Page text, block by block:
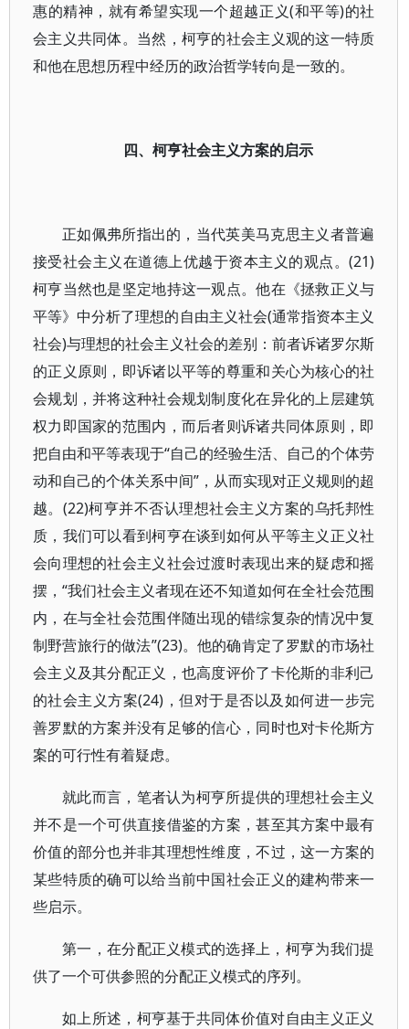
惠的精神，就有希望实现一个超越正义(和平等)的社
会主义共同体。当然，柯亨的社会主义观的这一特质
和他在思想历程中经历的政治哲学转向是一致的。
四、柯亨社会主义方案的启示
正如佩弗所指出的，当代英美马克思主义者普遍
接受社会主义在道德上优越于资本主义的观点。(21)
柯亨当然也是坚定地持这一观点。他在《拯救正义与
平等》中分析了理想的自由主义社会(通常指资本主义
社会)与理想的社会主义社会的差别：前者诉诸罗尔斯
的正义原则，即诉诸以平等的尊重和关心为核心的社
会规划，并将这种社会规划制度化在异化的上层建筑
权力即国家的范围内，而后者则诉诸共同体原则，即
把自由和平等表现于“自己的经验生活、自己的个体劳
动和自己的个体关系中间”，从而实现对正义规则的超
越。(22)柯亨并不否认理想社会主义方案的乌托邦性
质，我们可以看到柯亨在谈到如何从平等主义正义社
会向理想的社会主义社会过渡时表现出来的疑虑和摇
摆，“我们社会主义者现在还不知道如何在全社会范围
内，在与全社会范围伴随出现的错综复杂的情况中复
制野营旅行的做法”(23)。他的确肯定了罗默的市场社
会主义及其分配正义，也高度评价了卡伦斯的非利己
的社会主义方案(24)，但对于是否以及如何进一步完
善罗默的方案并没有足够的信心，同时也对卡伦斯方
案的可行性有着疑虑。
就此而言，笔者认为柯亨所提供的理想社会主义
并不是一个可供直接借鉴的方案，甚至其方案中最有
价值的部分也并非其理想性维度，不过，这一方案的
某些特质的确可以给当前中国社会正义的建构带来一
些启示。
第一，在分配正义模式的选择上，柯亨为我们提
供了一个可供参照的分配正义模式的序列。
如上所述，柯亨基于共同体价值对自由主义正义